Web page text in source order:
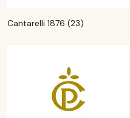
Cantarelli 1876 (23)